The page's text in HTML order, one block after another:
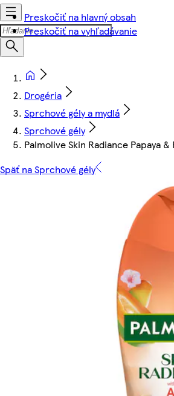
Preskočiť na hlavný obsah
Preskočiť na vyhľadávanie
Drogéria
Sprchové gély a mydlá
Sprchové gély
Palmolive Skin Radiance Papaya
Späť na Sprchové gély